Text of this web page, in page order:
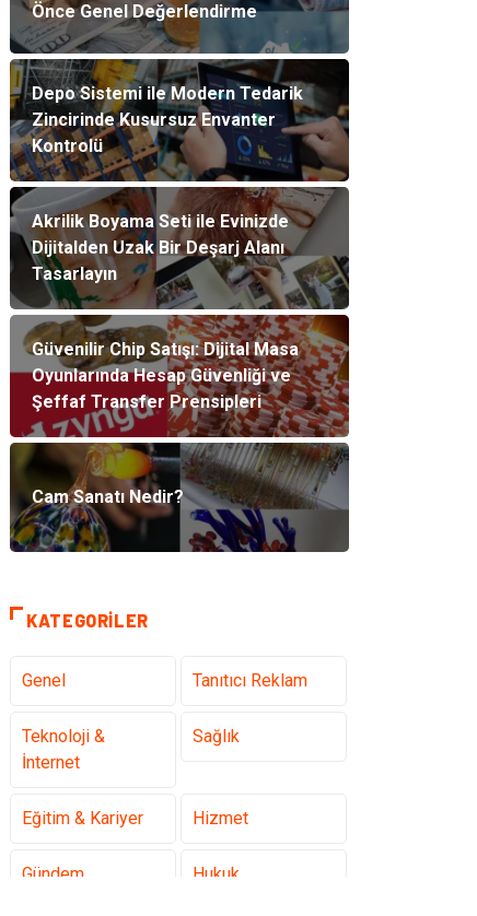
Önce Genel Değerlendirme
Depo Sistemi ile Modern Tedarik
Zincirinde Kusursuz Envanter
Kontrolü
Akrilik Boyama Seti ile Evinizde
Dijitalden Uzak Bir Deşarj Alanı
Tasarlayın
Güvenilir Chip Satışı: Dijital Masa
Oyunlarında Hesap Güvenliği ve
Şeffaf Transfer Prensipleri
Cam Sanatı Nedir?
KATEGORILER
Genel Tanıtıcı Reklam
Teknoloji &
İnternet
Sağlık
Eğitim & Kariyer Hizmet
Gündem Hukuk